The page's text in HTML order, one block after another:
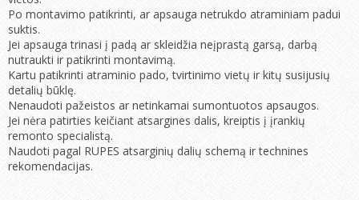
Po montavimo patikrinti, ar apsauga netrukdo atraminiam padui
suktis.
Jei apsauga trinasi į padą ar skleidžia neįprastą garsą, darbą
nutraukti ir patikrinti montavimą.
Kartu patikrinti atraminio pado, tvirtinimo vietų ir kitų susijusių
detalių būklę.
Nenaudoti pažeistos ar netinkamai sumontuotos apsaugos.
Jei nėra patirties keičiant atsargines dalis, kreiptis į įrankių
remonto specialistą.
Naudoti pagal RUPES atsarginių dalių schemą ir technines
rekomendacijas.